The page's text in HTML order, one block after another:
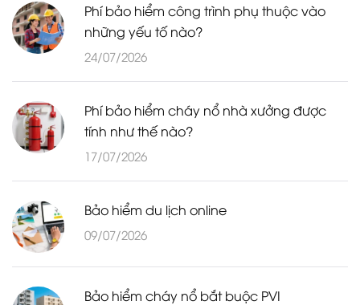
Phí bảo hiểm công trình phụ thuộc vào
những yếu tố nào?
24/07/2026
Phí bảo hiểm cháy nổ nhà xưởng được
tính như thế nào?
17/07/2026
Bảo hiểm du lịch online
09/07/2026
Bảo hiểm cháy nổ bắt buộc PVI